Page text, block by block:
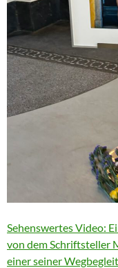
Sehenswertes Video:
von dem Schriftsteller
einer seiner